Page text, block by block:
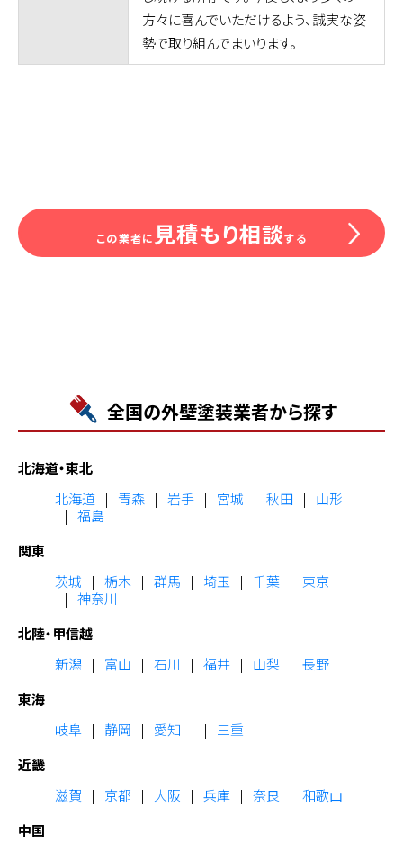
方々に喜んでいただけるよう、誠実な姿
勢で取り組んでまいります。
この業者に 見積もり相談する
全国の外壁塗装業者から探す
北海道・東北
北海道
青森 岩手 宮城 秋田
山形
福島
関東
茨城
栃木 群馬 埼玉 千葉
東京
神奈川
北陸・甲信越
新潟
富山 石川 福井 山梨
長野
東海
岐阜
静岡 愛知
三重
近畿
滋賀
京都 大阪 兵庫 奈良
和歌山
中国